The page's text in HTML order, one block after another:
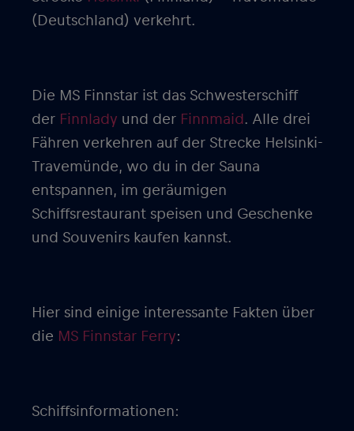
(Deutschland) verkehrt.
Die MS Finnstar ist das Schwesterschiff
der Finnlady und der Finnmaid . Alle drei
Fähren verkehren auf der Strecke Helsinki-
Travemünde, wo du in der Sauna
entspannen, im geräumigen
Schiffsrestaurant speisen und Geschenke
und Souvenirs kaufen kannst.
Hier sind einige interessante Fakten über
die MS Finnstar Ferry:
Schiffsinformationen: